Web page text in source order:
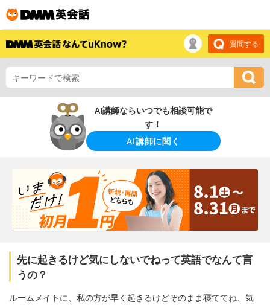
質問する
AI講師ならいつでも相談可能で
す！
AI講師に聞く
先に起きるけど気にしないでねって英語でなんて言
うの？
ルームメイトに、私の方が早く起きるけどそのまま寝ててね、気